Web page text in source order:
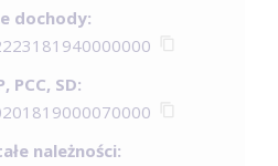
dochody:
PCC, SD:
należności: